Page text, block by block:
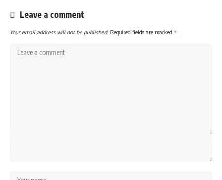
Leave a comment
Your email address will not be published. Required fields are marked *